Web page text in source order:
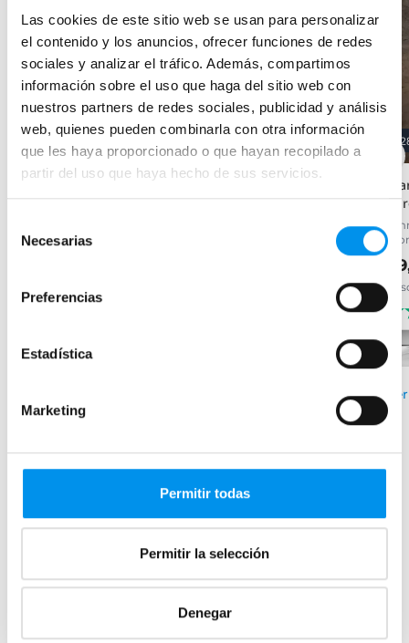
Las cookies de este sitio web se usan para personalizar
el contenido y los anuncios, ofrecer funciones de redes
sociales y analizar el tráfico. Además, compartimos
información sobre el uso que haga del sitio web con
nuestros partners de redes sociales, publicidad y análisis
web, quienes pueden combinarla con otra información
que les haya proporcionado o que hayan recopilado a
partir del uso que haya hecho de sus servicios.
Necesarias
Preferencias
Estadística
Marketing
Permitir todas
Permitir la selección
Denegar
Mampara de ducha fija
Minimal
tratamiento antical incluido
Ver opciones
Emma
(2 fijos + 2 correderas), 6 mm
Mamparas de bañera
Bañeras en esquina
Hojas o biombos de bañera
Mamparas de bañera abatibles
Mamparas de bañera correderas
Mamparas de bañera sin perfilería